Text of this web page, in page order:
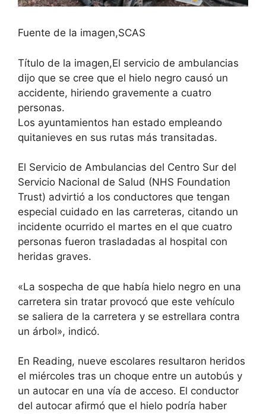
Fuente de la imagen,SCAS
Título de la imagen,El servicio de ambulancias
dijo que se cree que el hielo negro causó un
accidente, hiriendo gravemente a cuatro
personas.
Los ayuntamientos han estado empleando
quitanieves en sus rutas más transitadas.
El Servicio de Ambulancias del Centro Sur del
Servicio Nacional de Salud (NHS Foundation
Trust) advirtió a los conductores que tengan
especial cuidado en las carreteras, citando un
incidente ocurrido el martes en el que cuatro
personas fueron trasladadas al hospital con
heridas graves.
«La sospecha de que había hielo negro en una
carretera sin tratar provocó que este vehículo
se saliera de la carretera y se estrellara contra
un árbol», indicó.
En Reading, nueve escolares resultaron heridos
el miércoles tras un choque entre un autobús y
un autocar en una vía de acceso. El conductor
del autocar afirmó que el hielo podría haber